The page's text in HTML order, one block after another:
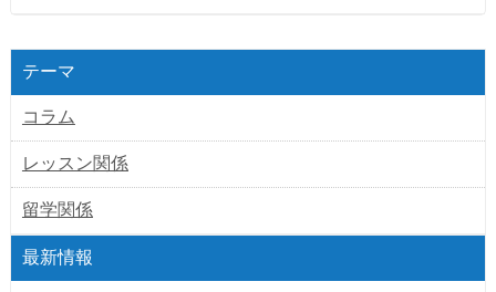
テーマ
コラム
レッスン関係
留学関係
最新情報